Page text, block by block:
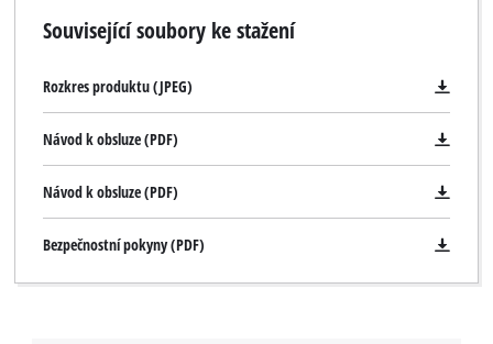
Související soubory ke stažení
Rozkres produktu (JPEG)
Návod k obsluze (PDF)
Návod k obsluze (PDF)
Bezpečnostní pokyny (PDF)